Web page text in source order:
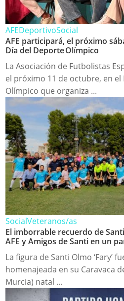
AFEDeportivoSocial
AFE participará, el próximo
Día del Deporte Olímpico
La Asociación de Futbolistas
el próximo 11 de octubre, en
Olímpico que organiza ...
SocialVeteranos/as
El imborrable recuerdo de
AFE y Amigos de Santi en un
La figura de Santi Olmo ‘Fary’
homenajeada en su Caravaca
Murcia) natal ...